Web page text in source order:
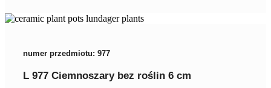
numer przedmiotu: 977
L 977 Ciemnoszary bez roślin 6 cm